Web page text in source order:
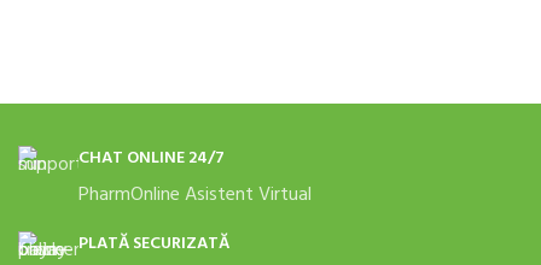
CHAT ONLINE 24/7
PharmOnline Asistent Virtual
PLATĂ SECURIZATĂ